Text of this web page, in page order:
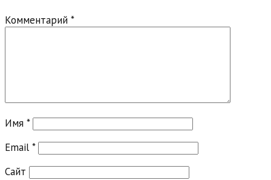
Комментарий *
Имя *
Email *
Сайт